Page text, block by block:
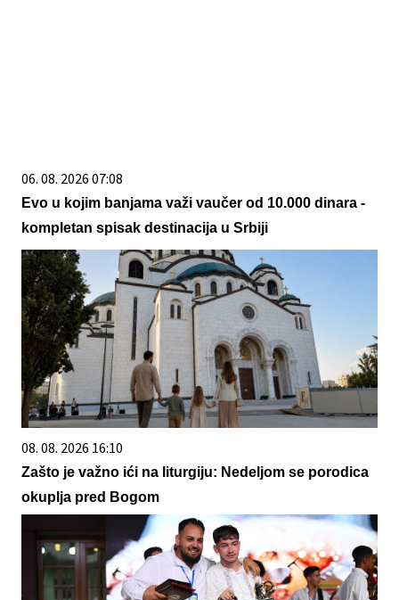
06. 08. 2026 07:08
Evo u kojim banjama važi vaučer od 10.000 dinara -
kompletan spisak destinacija u Srbiji
08. 08. 2026 16:10
Zašto je važno ići na liturgiju: Nedeljom se porodica
okuplja pred Bogom